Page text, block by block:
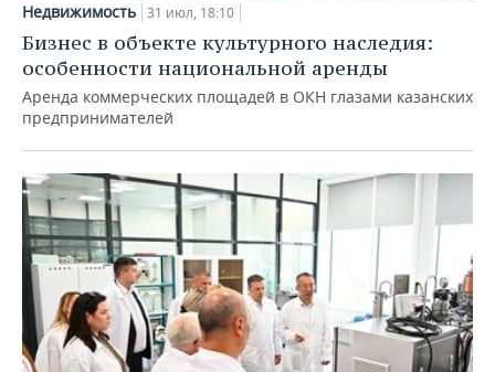
Недвижимость 31 июл, 18:10
Бизнес в объекте культурного наследия:
особенности национальной аренды
Аренда коммерческих площадей в ОКН глазами казанских
предпринимателей